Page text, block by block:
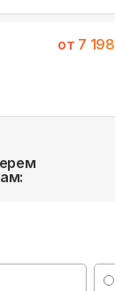
от 7 198